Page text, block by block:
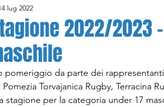
del Giorno
Rugby Lanuvio
2022/2023
lug 2022
pomeriggio da parte dei
Torvajanica Rugby, Terracina
stagione per la categoria under 17